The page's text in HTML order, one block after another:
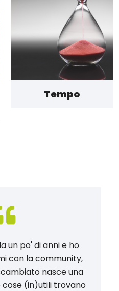
Tempo
un po' di anni e ho
con la community,
nasce una
cose (in)utili trovano